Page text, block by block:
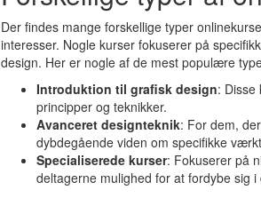
Der findes mange forskellige typer
interesser. Nogle kurser fokuserer på
design. Her er nogle af de mest populære
Introduktion til grafisk design:
principper og teknikker.
Avanceret designteknik: For dem,
dybdegående viden om specifikke
Specialiserede kurser: Fokuserer på
deltagerne mulighed for at fordybe sig